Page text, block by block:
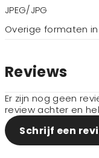
JPEG/JPG
Overige formaten
Reviews
Er zijn nog geen
review achter en
Schrijf een